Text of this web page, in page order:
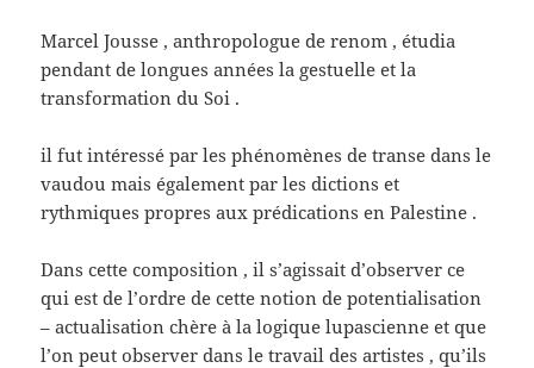
Marcel Jousse , anthropologue de renom , étudia
pendant de longues années la gestuelle et la
transformation du Soi .
il fut intéressé par les phénomènes de transe dans le
vaudou mais également par les dictions et
rythmiques propres aux prédications en Palestine .
Dans cette composition , il s’agissait d’observer ce
qui est de l’ordre de cette notion de potentialisation
– actualisation chère à la logique lupascienne et que
l’on peut observer dans le travail des artistes , qu’ils